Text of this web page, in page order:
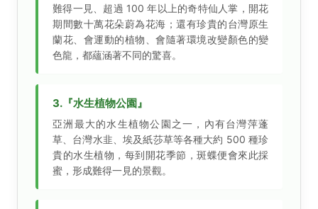
難得一見、超過 100 年以上的奇特仙人掌，開花
期間數十萬花朵蔚為花海；還有珍貴的台灣原生
蘭花、會運動的植物、會隨著環境改變顏色的變
色龍，都蘊涵著不同的驚喜。
3.『水生植物公園』
亞洲最大的水生植物公園之一，內有台灣萍蓬
草、台灣水韭、埃及紙莎草等各種大約 500 種珍
貴的水生植物，每到開花季節，斑蝶便會來此採
蜜，形成難得一見的景觀。